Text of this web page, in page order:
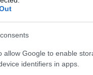
allow Google to enable
identifiers in apps.
valós